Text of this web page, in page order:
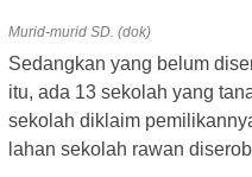
Murid-murid SD. (dok)
Sedangkan yang belum
itu, ada 13 sekolah yang
sekolah diklaim
lahan sekolah rawan